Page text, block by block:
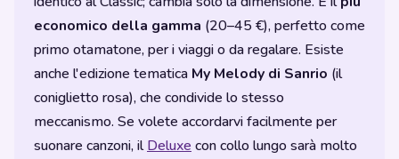
economico della gamma (20–45 €), perfetto come
primo otamatone, per i viaggi o da regalare. Esiste
anche l'edizione tematica My Melody di Sanrio (il
coniglietto rosa), che condivide lo stesso
meccanismo. Se volete accordarvi facilmente per
suonare canzoni, ilDeluxe con collo lungo sarà molto